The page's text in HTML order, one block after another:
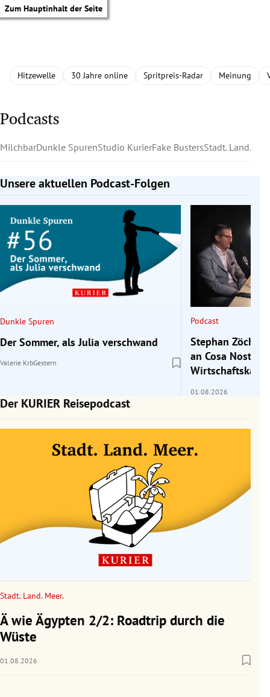
Zum Hauptinhalt der Seite
Untermenü
Untermenü
Untermenü
Untermenü
Untermenü
Untermenü
Untermenü
Hitzewelle 30 Jahre online Spritpreis-Radar Meinung
Podcasts
MilchbarDunkle SpurenStudio KurierFake BustersStadt. Land.
Unsere aktuellen Podcast-Folgen
Slide 1 von 4
Dunkle Spuren
Der Sommer, als Julia verschwand
Valerie KrbGestern
Podcast
Stephan
an Cosa Nostra
01.08.2026
Der KURIER Reisepodcast
Stadt. Land. Meer.
Ä wie Ägypten 2/2: Roadtrip durch die
Wüste
01.08.2026